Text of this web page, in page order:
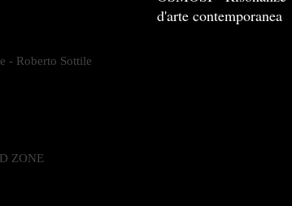
- Roberto Sottile
ZONE
d'arte contemporanea